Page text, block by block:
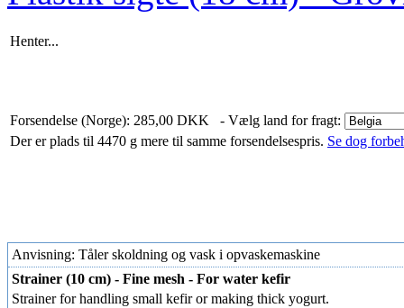
Henter...
Forsendelse (Norge): 285,00 DKK
- Vælg land for fragt:
Der er plads til 4470 g mere til samme forsendelsespris. Se dog
Anvisning: Tåler skoldning og vask i opvaskemaskine
Strainer (10 cm) - Fine mesh - For water kefir
Strainer for handling small kefir or making thick yogurt.